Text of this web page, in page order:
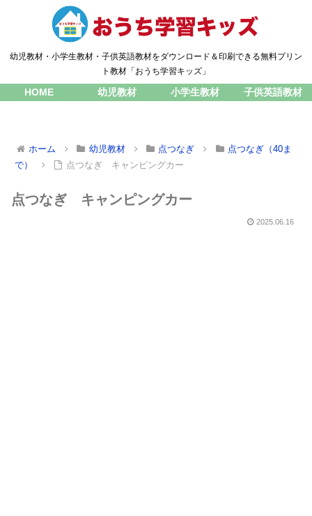
幼児教材・小学生教材・子供英語教材をダウンロード＆印刷できる無料プリン
ト教材「おうち学習キッズ」
HOME 幼児教材 小学生教材 子供英語教材
ホーム 幼児教材 点つなぎ
点つなぎ（40ま
で）
点つなぎ キャンピングカー
点つなぎ キャンピングカー
2025.06.16